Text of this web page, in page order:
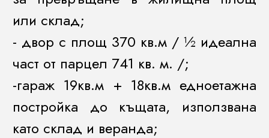
или склад;
- двор с площ 370 кв.м / ½ идеална
част от парцел 741 кв. м. /;
-гараж 19кв.м + 18кв.м едноетажна
постройка до къщата, използвана
като склад и веранда;